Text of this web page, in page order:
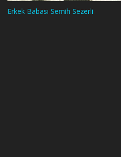
Erkek Babası Semih Sezerli